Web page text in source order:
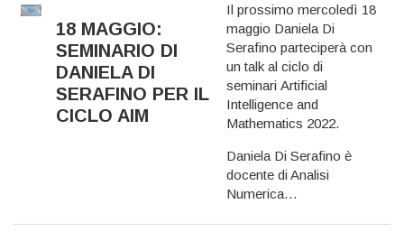
18 MAGGIO:
SEMINARIO DI
DANIELA DI
SERAFINO PER IL
CICLO AIM
Il prossimo mercoledì 18
maggio Daniela Di
Serafino parteciperà con
un talk al ciclo di
seminari Artificial
Intelligence and
Mathematics 2022.
Daniela Di Serafino è
docente di Analisi
Numerica…